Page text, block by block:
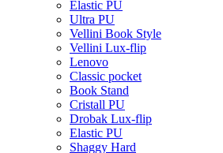
Elastic PU
Ultra PU
Vellini Book Style
Vellini Lux-flip
Lenovo
Classic pocket
Book Stand
Cristall PU
Drobak Lux-flip
Elastic PU
Shaggy Hard